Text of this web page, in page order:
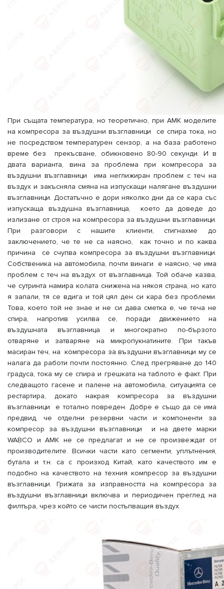
При същата температура, но теоретично, при AMK моделите
на компресора за въздушни възглавници се спира тока, но
не посредством температурен сензор, а на база работено
време без прекъсване, обикновено 80-90 секунди. И в
двата варианта, вина за проблема при компресора за
въздушни възглавници има неглижиран проблем с теч на
въздух и закъсняла смяна на изпускащи налягане въздушни
възглавници. Достатъчно е дори няколко дни да се кара със
изпускаща въздушна възглавница, което да доведе до
излизане от строя на компресора за въздушни възглавници.
При разговори с нашите клиенти, стигнахме до
заключението, че те не са наясно, как точно и по каква
причина се счупва компресора за въздушни възглавници.
Собственика на автомобила, почти винаги е наясно, че има
проблем с теч на въздух от възглавница. Той обаче казва,
че сутринта намира колата снижена на някоя страна, но като
я запали, тя се вдига и той цял ден си кара без проблеми.
Това, което той не знае и не си дава сметка е, че теча не
спира, напротив усилва се, поради движението на
въздушната възглавница и многократно по-бързото
отваряне и затваряне на микропукнатините. При такъв
масиран теч, на компресора за въздушни възглавници му се
налага да работи почти постоянно. След прегряване до 140
градуса, тока му се спира и грешката на таблото е факт. При
следващото гасене и палене на автомобила, ситуацията се
рестартира, докато накрая компресора за въздушни
възглавници е тотално повреден. Добре е също да се има
предвид, че отделни резервни части и компоненти за
компресор за въздушни възглавници и на двете марки
WABCO и AMK не се предлагат и не се произвеждат от
производителите. Всички части като сегменти, уплътнения,
бутала и т.н. са с произход Китай, като качеството им е
подобно на качеството на техния компресор за въздушни
възглавници. Грижата за изправността на компресора за
въздушни възглавници включва и периодичен преглед на
филтъра, чрез който се чисти постъпващия въздух.